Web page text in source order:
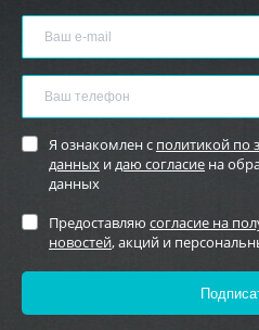
Я ознакомлен с политикой по
данных идаю согласие на
данных
Предоставляю согласие на
новостей, акций и